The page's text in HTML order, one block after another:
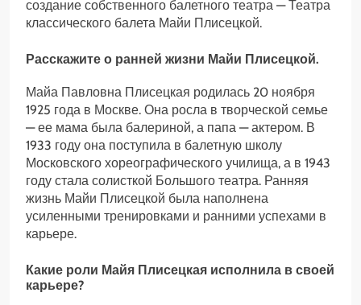
создание собственного балетного театра — Театра
классического балета Майи Плисецкой.
Расскажите о ранней жизни Майи Плисецкой.
Майа Павловна Плисецкая родилась 20 ноября
1925 года в Москве. Она росла в творческой семье
— ее мама была балериной, а папа — актером. В
1933 году она поступила в балетную школу
Московского хореографического училища, а в 1943
году стала солисткой Большого театра. Ранняя
жизнь Майи Плисецкой была наполнена
усиленными тренировками и ранними успехами в
карьере.
Какие роли Майя Плисецкая исполнила в своей
карьере?